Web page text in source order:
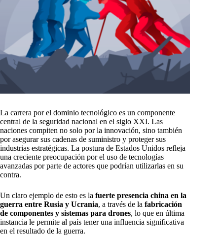
La carrera por el dominio tecnológico es un componente
central de la seguridad nacional en el siglo XXI. Las
naciones compiten no solo por la innovación, sino también
por asegurar sus cadenas de suministro y proteger sus
industrias estratégicas. La postura de Estados Unidos refleja
una creciente preocupación por el uso de tecnologías
avanzadas por parte de actores que podrían utilizarlas en su
contra.
Un claro ejemplo de esto es la fuerte presencia china en la
guerra entre Rusia y Ucrania, a través de la fabricación
de componentes y sistemas para drones, lo que en última
instancia le permite al país tener una influencia significativa
en el resultado de la guerra.